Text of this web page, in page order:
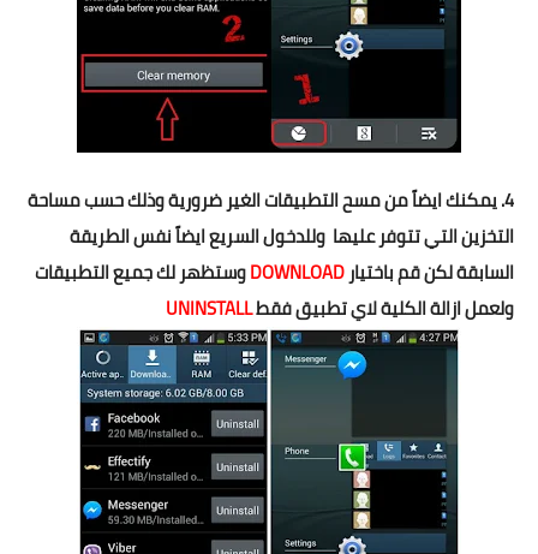
4. يمكنك ايضاً من مسح التطبيقات الغير ضرورية وذلك حسب مساحة
التخزين التي تتوفر عليها وللدخول السريع ايضاً نفس الطريقة
السابقة لكن قم باختيار DOWNLOADوستظهر لك جميع التطبيقات
ولعمل ازالة الكلية لاي تطبيق فقطUNINSTALL